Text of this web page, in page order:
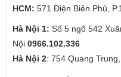
HCM: 571 Điện Biên Phủ,
Hà Nội 1: Số 5 ngõ 542
Nội 0966.102.336
Hà Nội 2: 754 Quang